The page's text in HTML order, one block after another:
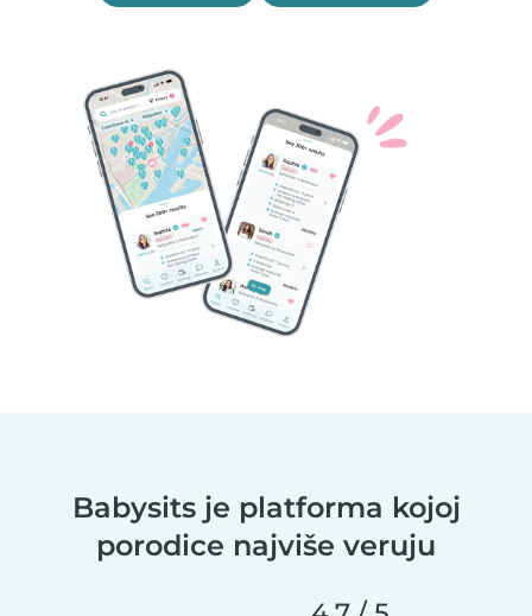
Babysits je platforma kojoj
porodice najviše veruju